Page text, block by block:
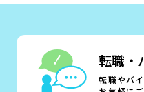
転職・
転職やバ